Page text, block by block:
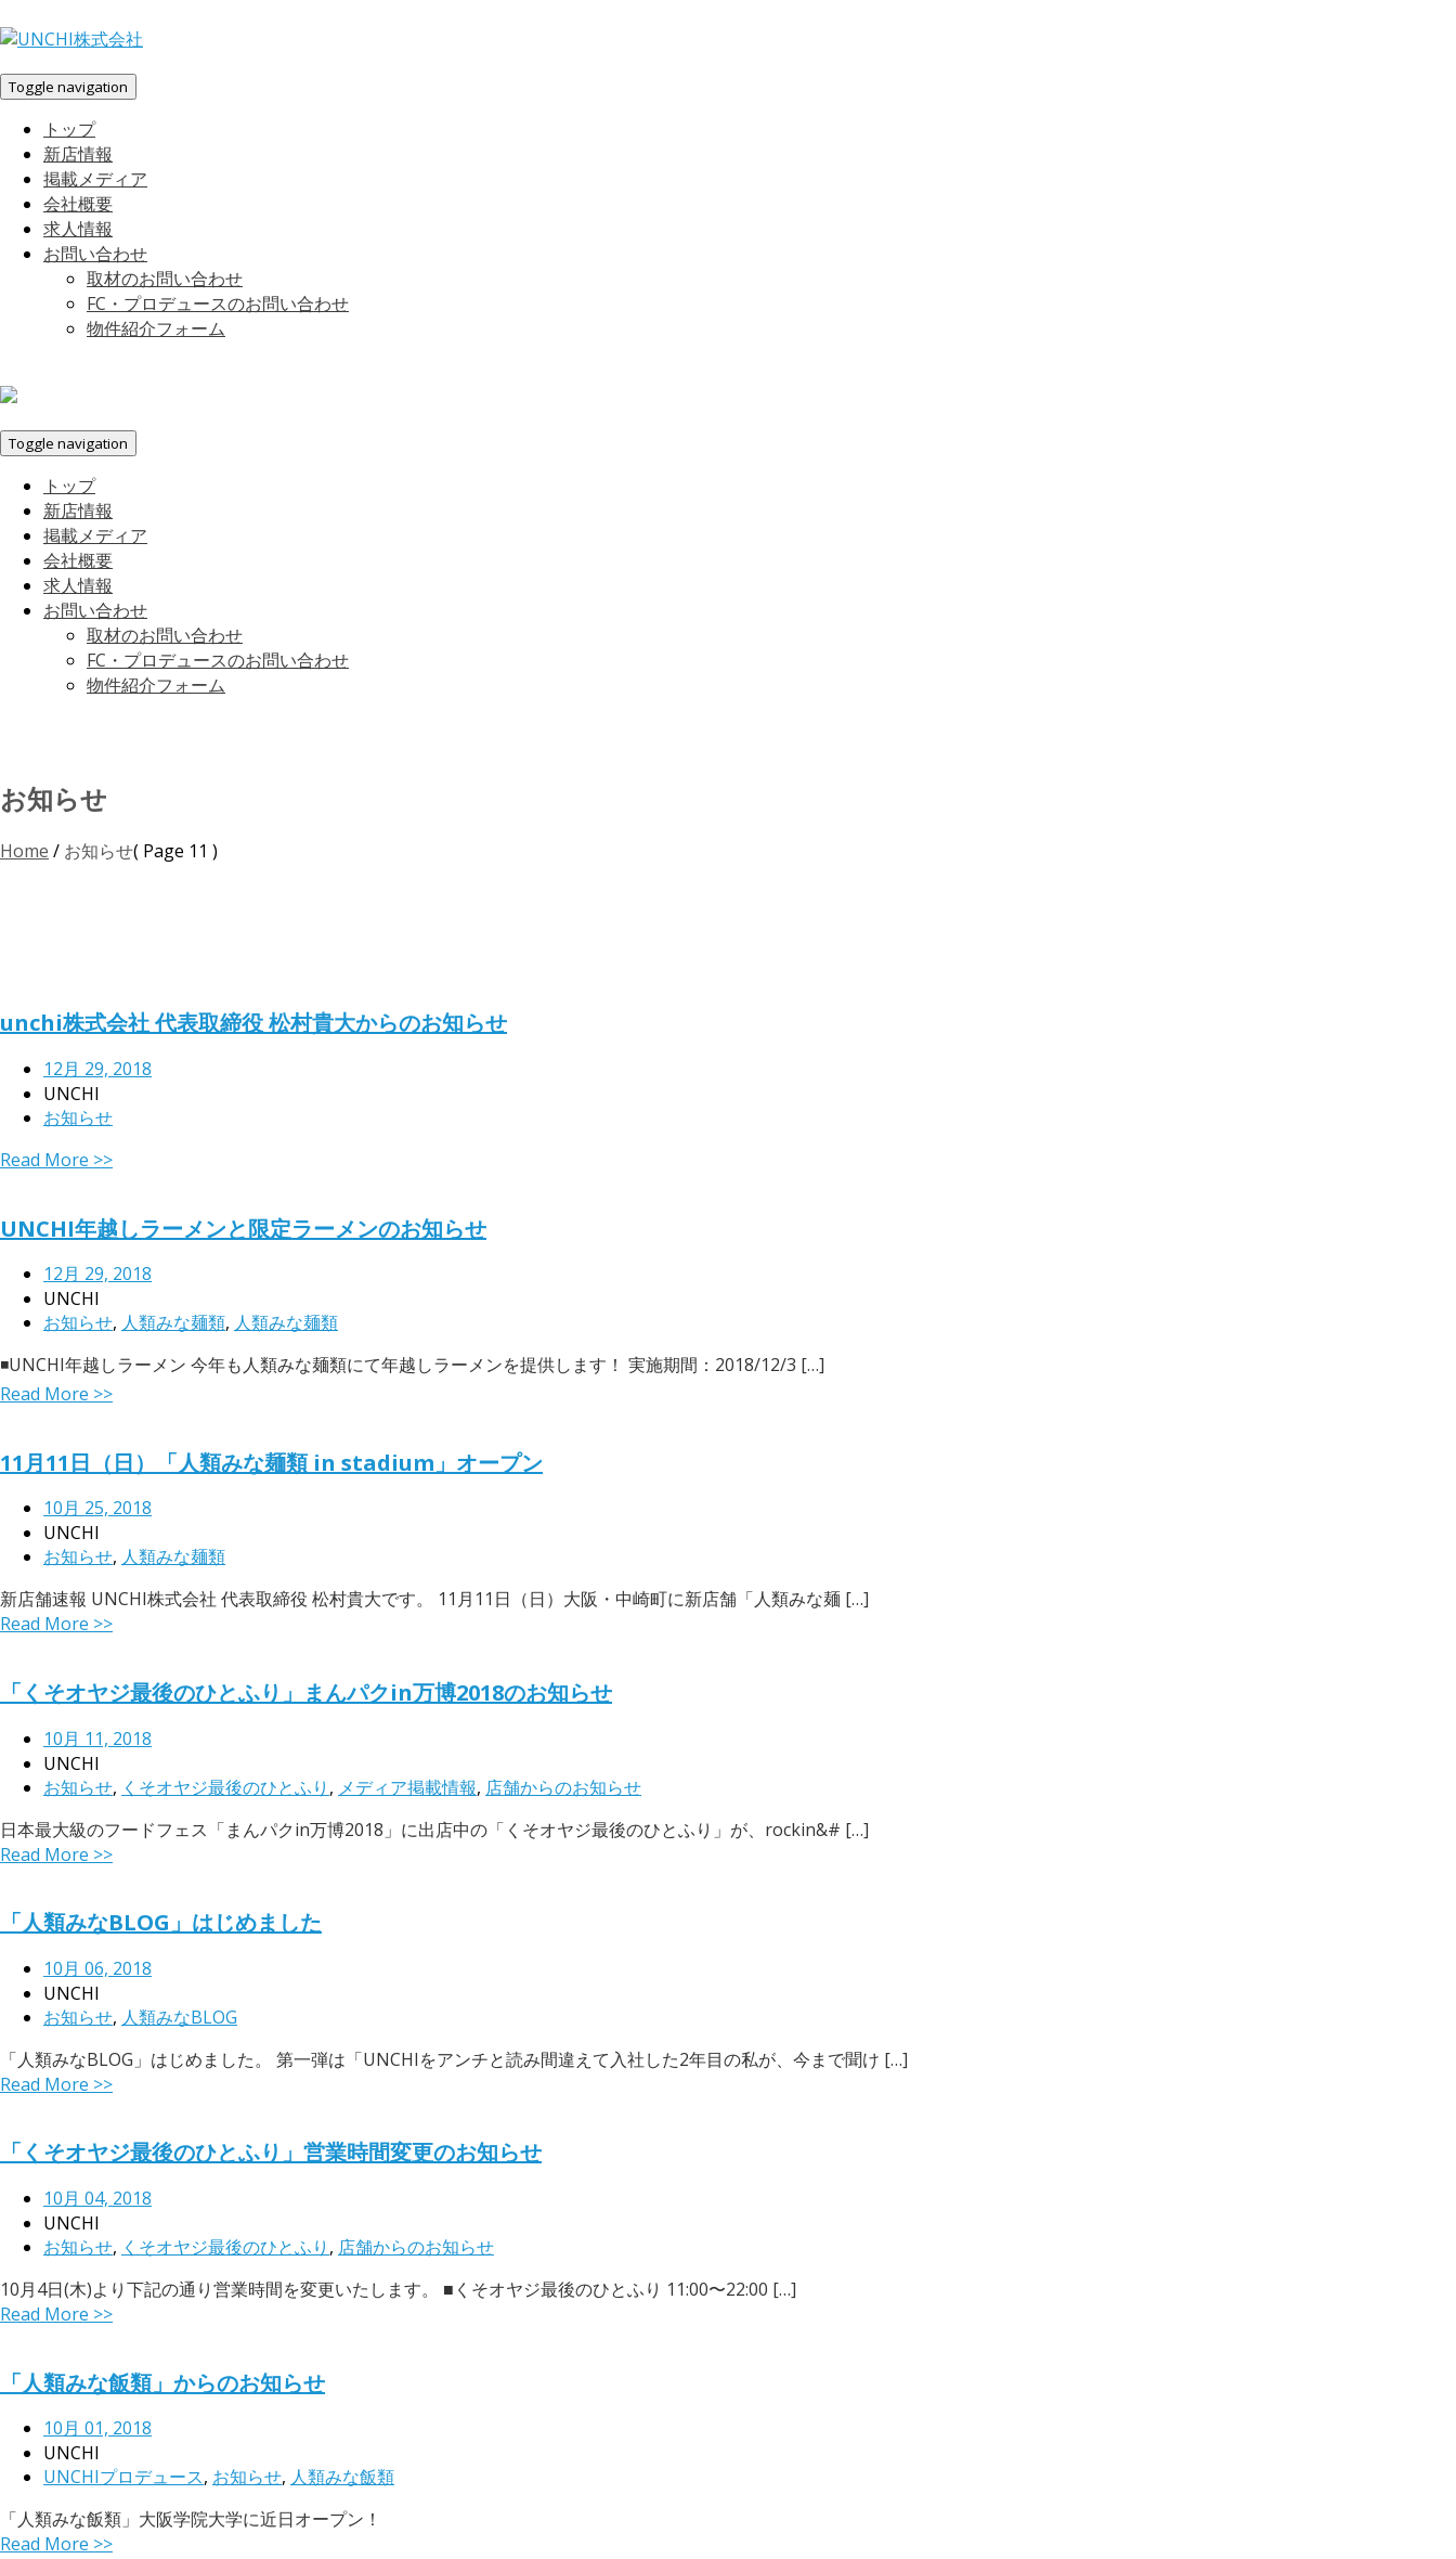
Toggle navigation
トップ
新店情報
掲載メディア
会社概要
求人情報
お問い合わせ
取材のお問い合わせ
FC・プロデュースのお問い合わせ
物件紹介フォーム
Toggle navigation
トップ
新店情報
掲載メディア
会社概要
求人情報
お問い合わせ
取材のお問い合わせ
FC・プロデュースのお問い合わせ
物件紹介フォーム
お知らせ
Home / お知らせ( Page 11 )
unchi株式会社 代表取締役 松村貴大からのお知らせ
12月 29, 2018
UNCHI
お知らせ
Read More >>
UNCHI年越しラーメンと限定ラーメンのお知らせ
12月 29, 2018
UNCHI
お知らせ, 人類みな麺類, 人類みな麺類
◾️UNCHI年越しラーメン 今年も人類みな麺類にて年越しラーメンを提供します！ 実施期間：2018/12/3 […]
Read More >>
11月11日（日）「人類みな麺類 in stadium」オープン
10月 25, 2018
UNCHI
お知らせ, 人類みな麺類
新店舗速報 UNCHI株式会社 代表取締役 松村貴大です。 11月11日（日）大阪・中崎町に新店舗「人類みな麺 […]
Read More >>
「くそオヤジ最後のひとふり」まんパクin万博2018のお知らせ
10月 11, 2018
UNCHI
お知らせ, くそオヤジ最後のひとふり , メディア掲載情報, 店舗からのお知らせ
日本最大級のフードフェス「まんパクin万博2018」に出店中の「くそオヤジ最後のひとふり」が、rockin&# […]
Read More >>
「人類みなBLOG」はじめました
10月 06, 2018
UNCHI
お知らせ, 人類みなBLOG
「人類みなBLOG」はじめました。 第一弾は「UNCHIをアンチと読み間違えて入社した2年目の私が、今まで聞け […]
Read More >>
「くそオヤジ最後のひとふり」営業時間変更のお知らせ
10月 04, 2018
UNCHI
お知らせ, くそオヤジ最後のひとふり , 店舗からのお知らせ
10月4日(木)より下記の通り営業時間を変更いたします。 ■くそオヤジ最後のひとふり 11:00〜22:00 […]
Read More >>
「人類みな飯類」からのお知らせ
10月 01, 2018
UNCHI
UNCHIプロデュース, お知らせ, 人類みな飯類
「人類みな飯類」大阪学院大学に近日オープン！
Read More >>